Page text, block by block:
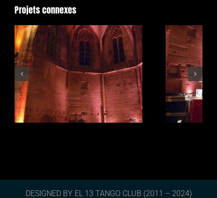
Projets connexes
RDC5_001
DESIGNED BY EL 13 TANGO CLUB (2011 – 2024)